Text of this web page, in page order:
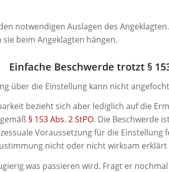
notwendigen Auslagen des
beim Angeklagten hängen.
Einfache Beschwerde trotzt §
über die Einstellung kann nicht
bezieht sich aber lediglich auf die
§ 153 Abs. 2 StPO. Die Beschwerde
Voraussetzung für die Einstellung
nicht oder nicht wirksam erklärt
was passieren wird. Fragt er